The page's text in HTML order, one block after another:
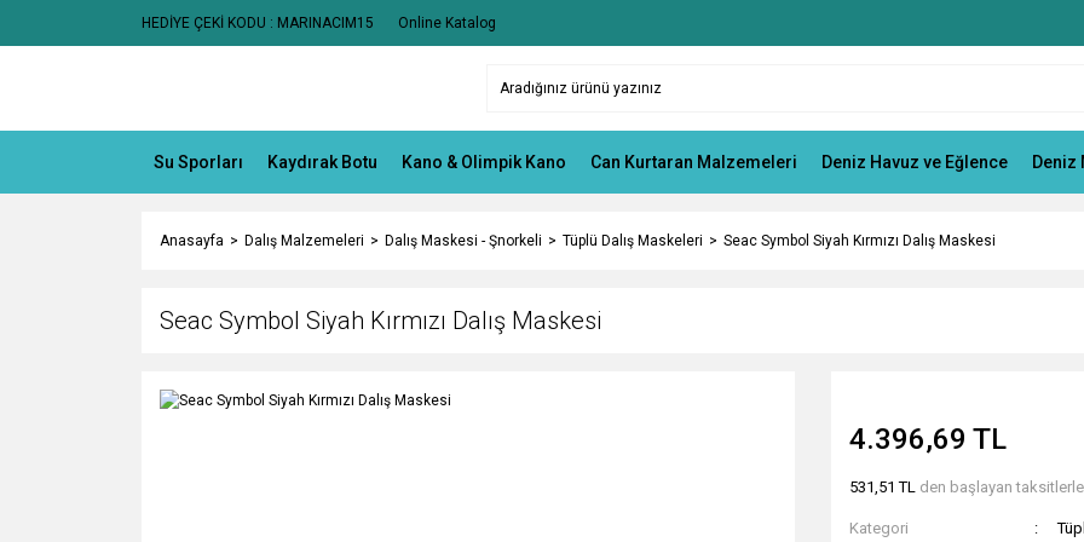
HEDİYE ÇEKİ KODU : MARINACIM15 Online Katalog
Su Sporları Kaydırak Botu Kano & Olimpik Kano Can Kurtaran Malzemeleri Deniz Havuz ve Eğlence Deniz
Anasayfa Dalış Malzemeleri Dalış Maskesi - Şnorkeli Tüplü Dalış Maskeleri Seac Symbol Siyah Kırmızı Dalış Maskesi
Seac Symbol Siyah Kırmızı Dalış Maskesi
4.396,69 TL
531,51 TL den başlayan
Kategori